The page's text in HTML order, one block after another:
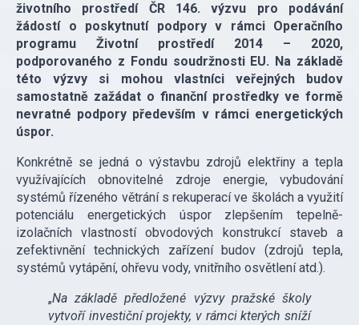
životního prostředí ČR 146. výzvu pro podávání
žádostí o poskytnutí podpory v rámci Operačního
programu Životní prostředí 2014 – 2020,
podporovaného z Fondu soudržnosti EU. Na základě
této výzvy si mohou vlastníci veřejných budov
samostatně zažádat o finanční prostředky ve formě
nevratné podpory především v rámci energetických
úspor.
Konkrétně se jedná o výstavbu zdrojů elektřiny a tepla
využívajících obnovitelné zdroje energie, vybudování
systémů řízeného větrání s rekuperací ve školách a využití
potenciálu energetických úspor zlepšením tepelně-
izolačních vlastností obvodových konstrukcí staveb a
zefektivnění technických zařízení budov (zdrojů tepla,
systémů vytápění, ohřevu vody, vnitřního osvětlení atd.).
„Na základě předložené výzvy pražské školy
vytvoří investiční projekty, v rámci kterých sníží